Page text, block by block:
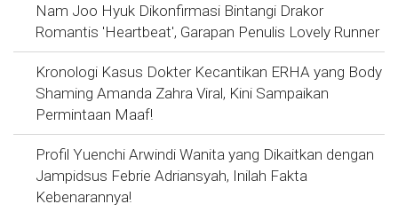
Nam Joo Hyuk Dikonfirmasi Bintangi Drakor
Romantis 'Heartbeat', Garapan Penulis Lovely Runner
Kronologi Kasus Dokter Kecantikan ERHA yang Body
Shaming Amanda Zahra Viral, Kini Sampaikan
Permintaan Maaf!
Profil Yuenchi Arwindi Wanita yang Dikaitkan dengan
Jampidsus Febrie Adriansyah, Inilah Fakta
Kebenarannya!